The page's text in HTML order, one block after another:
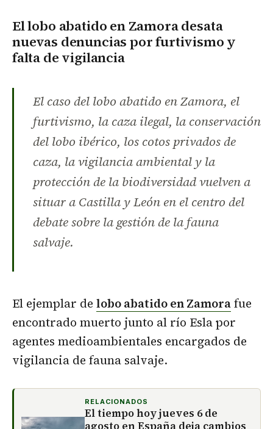
El lobo abatido en Zamora desata
nuevas denuncias por furtivismo y
falta de vigilancia
El caso del lobo abatido en Zamora, el
furtivismo, la caza ilegal, la conservación
del lobo ibérico, los cotos privados de
caza, la vigilancia ambiental y la
protección de la biodiversidad vuelven a
situar a Castilla y León en el centro del
debate sobre la gestión de la fauna
salvaje.
El ejemplar de lobo abatido en Zamorafue
encontrado muerto junto al río Esla por
agentes medioambientales encargados de
vigilancia de fauna salvaje.
RELACIONADOS
El tiempo hoy jueves 6 de
agosto en España deja cambios